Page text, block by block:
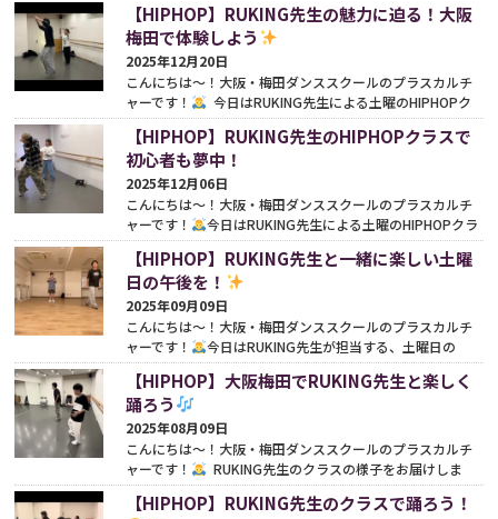
【HIPHOP】RUKING先生の魅力に迫る！大阪
梅田で体験しよう
2025年12月20日
こんにちは〜！大阪・梅田ダンススクールのプラスカルチ
ャーです！
今日はRUKING先生による土曜のHIPHOPク
ラスをご紹介します♪ 今日のレッスンでは、基本のステ...
続きをみる
【HIPHOP】RUKING先生のHIPHOPクラスで
初心者も夢中！
2025年12月06日
こんにちは〜！大阪・梅田ダンススクールのプラスカルチ
ャーです！
今日はRUKING先生による土曜のHIPHOPクラ
スをご紹介します♪今日は難易度高めのダンスレッスンで...
続きをみる
【HIPHOP】RUKING先生と一緒に楽しい土曜
日の午後を！
2025年09月09日
こんにちは〜！大阪・梅田ダンススクールのプラスカルチ
ャーです！
今日はRUKING先生が担当する、土曜日の
HIPHOPクラスのご紹介です♪このクラスは16:30からスタ
ート...続きをみる
【HIPHOP】大阪梅田でRUKING先生と楽しく
踊ろう
2025年08月09日
こんにちは〜！大阪・梅田ダンススクールのプラスカルチ
ャーです！
RUKING先生のクラスの様子をお届けしま
す！週末の土曜日、16:30〜17:30に開かれるこのクラ
ス、...続きをみる
【HIPHOP】RUKING先生のクラスで踊ろう！